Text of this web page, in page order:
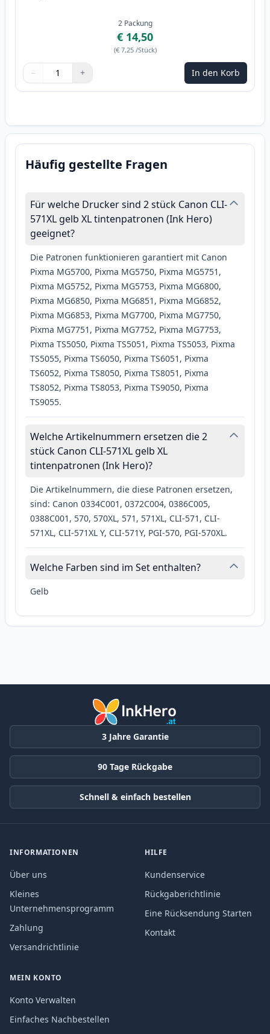
2 Packung
€ 14,50
(€ 7,25 /Stück)
Menge
Verwenden Sie die Tasten, um anzupassen
− +
Menge 1 In den Korb
Häufig gestellte Fragen
Für welche Drucker sind 2 stück Canon CLI-
571XL gelb XL tintenpatronen (Ink Hero)
geeignet?
Die Patronen funktionieren garantiert mit Canon
Pixma MG5700, Pixma MG5750, Pixma MG5751,
Pixma MG5752, Pixma MG5753, Pixma MG6800,
Pixma MG6850, Pixma MG6851, Pixma MG6852,
Pixma MG6853, Pixma MG7700, Pixma MG7750,
Pixma MG7751, Pixma MG7752, Pixma MG7753,
Pixma TS5050, Pixma TS5051, Pixma TS5053, Pixma
TS5055, Pixma TS6050, Pixma TS6051, Pixma
TS6052, Pixma TS8050, Pixma TS8051, Pixma
TS8052, Pixma TS8053, Pixma TS9050, Pixma
TS9055.
Welche Artikelnummern ersetzen die 2
stück Canon CLI-571XL gelb XL
tintenpatronen (Ink Hero)?
Die Artikelnummern, die diese Patronen ersetzen,
sind: Canon 0334C001, 0372C004, 0386C005,
0388C001, 570, 570XL, 571, 571XL, CLI-571, CLI-
571XL, CLI-571XL Y, CLI-571Y, PGI-570, PGI-570XL.
Welche Farben sind im Set enthalten?
Gelb
3 Jahre Garantie
90 Tage Rückgabe
Schnell & einfach bestellen
INFORMATIONEN
Über uns
Kleines
Unternehmensprogramm
Zahlung
Versandrichtlinie
HILFE
Kundenservice
Rückgaberichtlinie
Eine Rücksendung Starten
Kontakt
MEIN KONTO
Konto Verwalten
Einfaches Nachbestellen